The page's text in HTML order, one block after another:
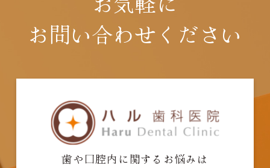
お問い合わせください
歯や口腔内に関するお悩みは